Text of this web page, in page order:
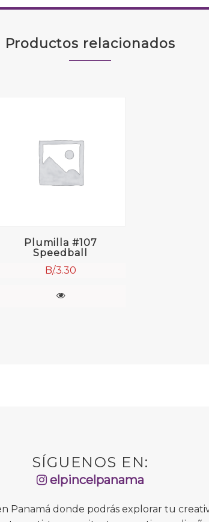
Productos relacionados
Plumilla #107
Speedball
B/.3.30
SÍGUENOS EN:
elpincelpanama
Panamá donde podrás explorar tu